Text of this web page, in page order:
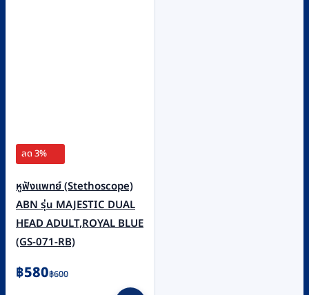
ลด 3%
หูฟังแพทย์ (Stethoscope)
ABN รุ่น MAJESTIC DUAL
HEAD ADULT,ROYAL BLUE
(GS-071-RB)
฿600
Original
฿580
Current